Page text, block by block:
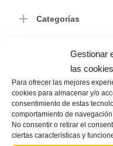
Gestionar
las cookies
Para ofrecer las mejores
cookies para almacenar y/o
consentimiento de estas
comportamiento de
No consentir o retirar el
ciertas características y
Categorías
No se han
coincidan con tu